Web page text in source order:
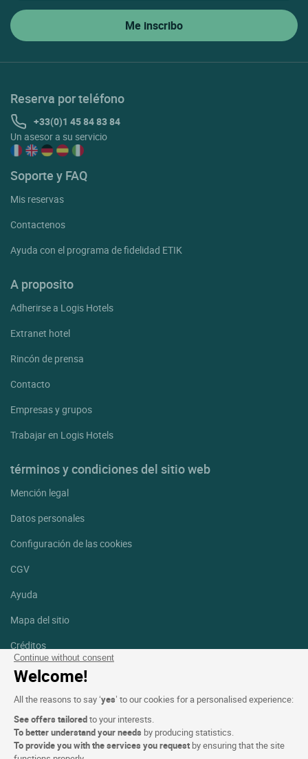
Continue without consent
Welcome!
All the reasons to say ‘yes’ to our cookies for a personalised experience:
See offers tailoredto your interests.
To better understand your needs by producing statistics.
To provide you with the services you request by ensuring that the site
Reserva por teléfono
+33(0)1 45 84 83 84
Un asesor a su servicio
Soporte y FAQ
Mis reservas
Contactenos
Ayuda con el programa de fidelidad ETIK
A proposito
Adherirse a Logis Hotels
Extranet hotel
Rincón de prensa
Contacto
Empresas y grupos
Trabajar en Logis Hotels
términos y condiciones del sitio web
Mención legal
Datos personales
Configuración de las cookies
CGV
Ayuda
Mapa del sitio
Créditos
fotografías
Facebook
Instagram
Linkedin